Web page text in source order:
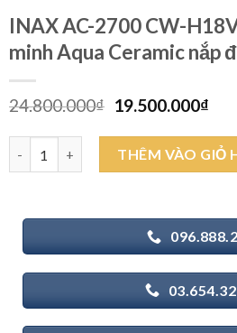
INAX AC-2700 CW-
minh Aqua Ceramic nắp
24.800.000₫ Giá
là:
24.800.000₫.
19.500.000₫Giá
tại
là:
INAX AC-2700 CW-H18VN - Bồn
THÊM VÀO GIỎ